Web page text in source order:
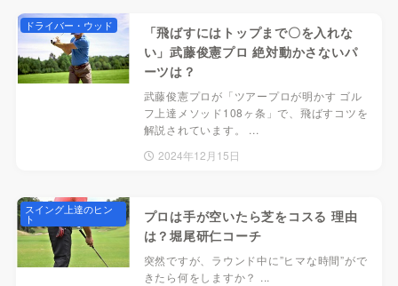
「飛ばすにはトップまで〇を入れな
い」武藤俊憲プロ 絶対動かさないパ
ーツは？
武藤俊憲プロが「ツアープロが明かす ゴル
フ上達メソッド108ヶ条」で、飛ばすコツを
解説されています。 ...
2024年12月15日
ドライバー・ウッド
プロは手が空いたら芝をコスる 理由
は？堀尾研仁コーチ
突然ですが、ラウンド中に”ヒマな時間”がで
きたら何をしますか？ ...
スイング上達のヒン
ト